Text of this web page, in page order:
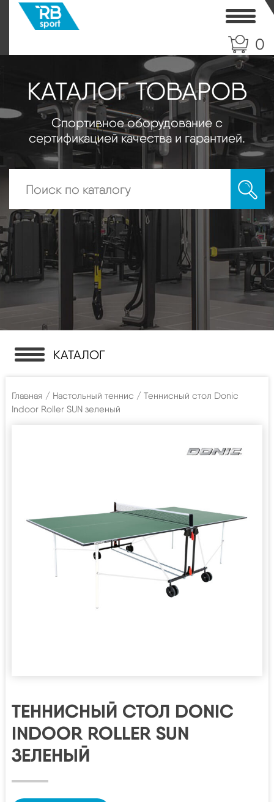
0
КАТАЛОГ ТОВАРОВ
Спортивное оборудование с
сертификацией качества и гарантией.
КАТАЛОГ
Главная / Настольный теннис / Теннисный стол Donic
Indoor Roller SUN зеленый
ТЕННИСНЫЙ СТОЛ DONIC
INDOOR ROLLER SUN
ЗЕЛЕНЫЙ